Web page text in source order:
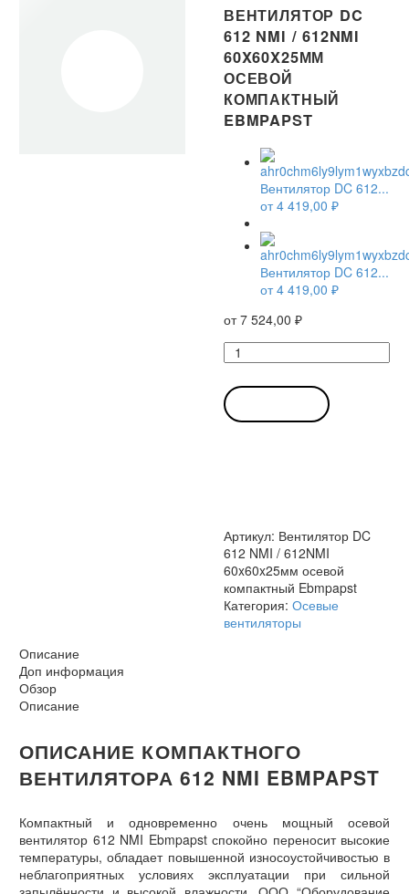
ВЕНТИЛЯТОР DC
612 NMI / 612NMI
60X60X25ММ
ОСЕВОЙ
КОМПАКТНЫЙ
EBMPAPST
Вентилятор DC 612...
от4 419,00 ₽
Вентилятор DC 612...
от4 419,00 ₽
от7 524,00 ₽
Количество
товара
Вентилятор
DC
612
Ebmpapst
Артикул: Вентилятор DC
612 NMI / 612NMI
60x60x25мм осевой
компактный Ebmpapst
Категория: Осевые
вентиляторы
Описание
Доп информация
Обзор
Описание
ОПИСАНИЕ КОМПАКТНОГО
ВЕНТИЛЯТОРА 612 NMI EBMPAPST
Компактный и одновременно очень мощный осевой
вентилятор 612 NMI Ebmpapst спокойно переносит высокие
температуры, обладает повышенной износоустойчивостью в
неблагоприятных условиях эксплуатации при сильной